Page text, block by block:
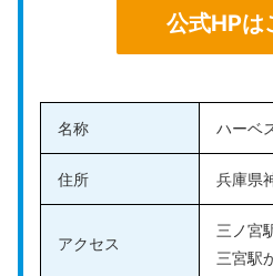
は、レンタルオフィス
国内外に4,000以上、国内では
あるので、自分のビジネスと
選べます。都内だけでなく地
を検討している人も、しっか
で安心です。
公式HPは
名称 ハーベ
住所 兵庫県
アクセス
三ノ宮
三宮駅